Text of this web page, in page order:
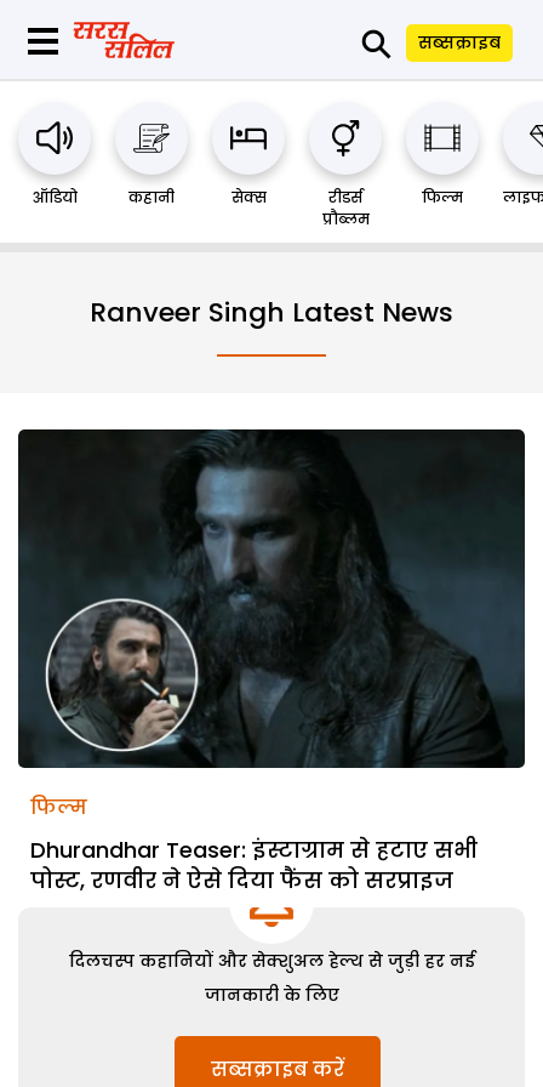
⚲ सब्सक्राइब
ऑडियो कहानी सेक्स
रीडर्स
प्रौब्लम
फिल्म
Ranveer Singh Latest News
फिल्म
Dhurandhar Teaser: इंस्टाग्राम से हटाए सभी
पोस्ट, रणवीर ने ऐसे दिया फैंस को सरप्राइज
दिलचस्प कहानियों और सेक्शुअल हेल्थ से जुड़ी हर नई
जानकारी के लिए
सब्सक्राइब करें